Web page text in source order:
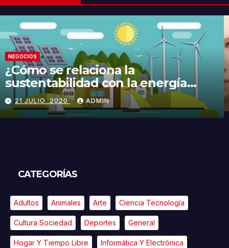
NEGOCIOS
¿Cómo se relaciona la
sustentabilidad con la energía
limpia y sustentable?
21 JULIO, 2020 ADMIN
CATEGORÍAS
Adultos Animales Arte Ciencia Tecnología
Cultura Sociedad Deportes General
Hogar Y Tiempo Libre Informática Y Electrónica